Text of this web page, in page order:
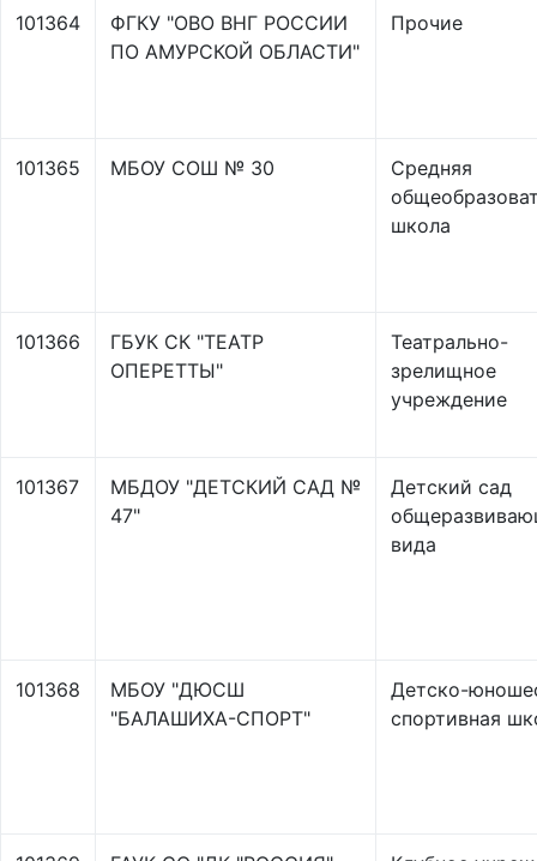
101364
ФГКУ "ОВО ВНГ РОССИИ
ПО АМУРСКОЙ ОБЛАСТИ"
Прочие
101365 МБОУ СОШ № 30
Средняя
школа
101366
ГБУК СК "ТЕАТР
ОПЕРЕТТЫ"
Театрально-
зрелищное
учреждение
101367
МБДОУ "ДЕТСКИЙ САД №
47"
Детский сад
вида
101368
МБОУ "ДЮСШ
"БАЛАШИХА-СПОРТ"
Детско-
спортивная